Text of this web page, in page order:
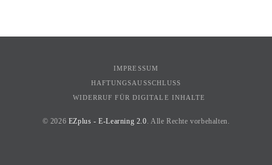
IMPRESSUM
HAFTUNGSAUSSCHLUSS
WIDERRUF FÜR DIGITALE INHALTE
© 2026 EZplus - E-Learning 2.0. Alle Rechte vorbehalten.